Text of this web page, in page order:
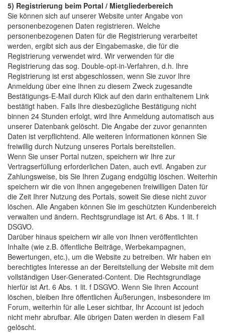
5) Registrierung beim Portal / Mietgliederbereich
Sie können sich auf unserer Website unter Angabe von
personenbezogenen Daten registrieren. Welche
personenbezogenen Daten für die Registrierung verarbeitet
werden, ergibt sich aus der Eingabemaske, die für die
Registrierung verwendet wird. Wir verwenden für die
Registrierung das sog. Double-opt-in-Verfahren, d.h. Ihre
Registrierung ist erst abgeschlossen, wenn Sie zuvor Ihre
Anmeldung über eine Ihnen zu diesem Zweck zugesandte
Bestätigungs-E-Mail durch Klick auf den darin enthaltenem Link
bestätigt haben. Falls Ihre diesbezügliche Bestätigung nicht
binnen 24 Stunden erfolgt, wird Ihre Anmeldung automatisch aus
unserer Datenbank gelöscht. Die Angabe der zuvor genannten
Daten ist verpflichtend. Alle weiteren Informationen können Sie
freiwillig durch Nutzung unseres Portals bereitstellen.
Wenn Sie unser Portal nutzen, speichern wir Ihre zur
Vertragserfüllung erforderlichen Daten, auch evtl. Angaben zur
Zahlungsweise, bis Sie Ihren Zugang endgültig löschen. Weiterhin
speichern wir die von Ihnen angegebenen freiwilligen Daten für
die Zeit Ihrer Nutzung des Portals, soweit Sie diese nicht zuvor
löschen. Alle Angaben können Sie im geschützten Kundenbereich
verwalten und ändern. Rechtsgrundlage ist Art. 6 Abs. 1 lit. f
DSGVO.
Darüber hinaus speichern wir alle von Ihnen veröffentlichten
Inhalte (wie z.B. öffentliche Beiträge, Werbekampagnen,
Bewertungen, etc.), um die Website zu betreiben. Wir haben ein
berechtigtes Interesse an der Bereitstellung der Website mit dem
vollständigen User-Generated-Content. Die Rechtsgrundlage
hierfür ist Art. 6 Abs. 1 lit. f DSGVO. Wenn Sie Ihren Account
löschen, bleiben Ihre öffentlichen Äußerungen, insbesondere im
Forum, weiterhin für alle Leser sichtbar, Ihr Account ist jedoch
nicht mehr abrufbar. Alle übrigen Daten werden in diesem Fall
gelöscht.